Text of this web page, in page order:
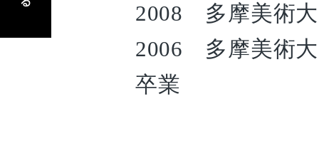
2008 多摩美術
2006 多摩美術大
卒業